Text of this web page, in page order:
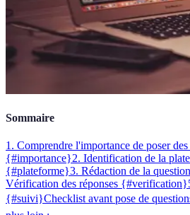
Sommaire
1. Comprendre l'importance de poser
{#importance}2. Identification de la
{#plateforme}3. Rédaction de la
Vérification des réponses {#verification}
{#suivi}Checklist avant pose de